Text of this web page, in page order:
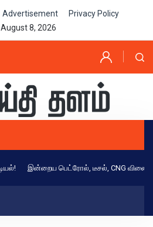
Advertisement
Privacy Policy
August 8, 2026
இன்றைய பெட்ரோல், டீசல், CNG விலை